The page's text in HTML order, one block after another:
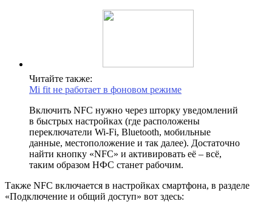
Читайте также:
Mi fit не работает в фоновом режиме
Включить NFC нужно через шторку уведомлений
в быстрых настройках (где расположены
переключатели Wi-Fi, Bluetooth, мобильные
данные, местоположение и так далее). Достаточно
найти кнопку «NFC» и активировать её – всё,
таким образом НФС станет рабочим.
Также NFC включается в настройках смартфона, в разделе
«Подключение и общий доступ» вот здесь: